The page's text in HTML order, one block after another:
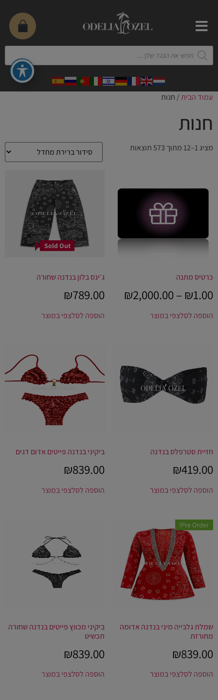
עמוד הבית/ חנות
חנות
מציג 1–12 מתוך 573 תוצאות
כרטיס מתנה
₪1.00
–
₪2,000.00
הוספה לסלצפי במוצר
Sold Out
ג׳ינס בלון בנדנה שחורה
₪789.00
הוספה לסלצפי במוצר
חזיית סטרפלס בנדנה
₪419.00
הוספה לסלצפי במוצר
ביקיני בנדנה פייטים אדום דגים
₪839.00
הוספה לסלצפי במוצר
Pre Order!
שמלת גלבייה מיני בנדנה אדומה
מחורזת
₪839.00
הוספה לסלצפי במוצר
ביקיני מכווץ פייטים בנדנה שחורה
תכשיט
₪839.00
הוספה לסלצפי במוצר